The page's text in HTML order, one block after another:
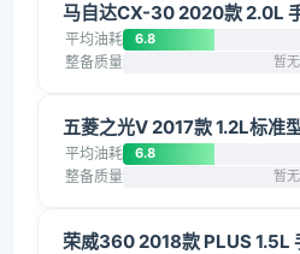
马自达CX-30 2020款 2.0L
平均油耗 6.8
整备质量 暂
五菱之光V 2017款 1.2L标准
平均油耗 6.8
整备质量 暂
荣威360 2018款 PLUS 1.5L